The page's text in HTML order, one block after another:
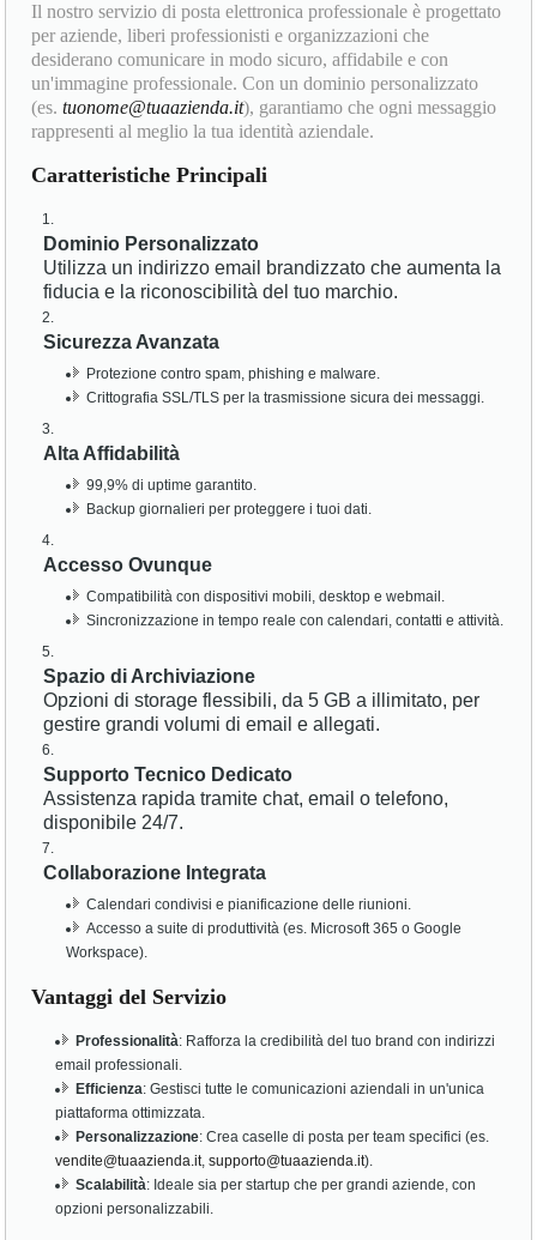
Il nostro servizio di posta elettronica professionale è progettato
per aziende, liberi professionisti e organizzazioni che
desiderano comunicare in modo sicuro, affidabile e con
un'immagine professionale. Con un dominio personalizzato
(es.tuonome@tuaazienda.it), garantiamo che ogni messaggio
rappresenti al meglio la tua identità aziendale.
Caratteristiche Principali
Dominio Personalizzato
Utilizza un indirizzo email brandizzato che aumenta la
fiducia e la riconoscibilità del tuo marchio.
Sicurezza Avanzata
Protezione contro spam, phishing e malware.
Crittografia SSL/TLS per la trasmissione sicura dei messaggi.
Alta Affidabilità
99,9% di uptime garantito.
Backup giornalieri per proteggere i tuoi dati.
Accesso Ovunque
Compatibilità con dispositivi mobili, desktop e webmail.
Sincronizzazione in tempo reale con calendari, contatti e attività.
Spazio di Archiviazione
Opzioni di storage flessibili, da 5 GB a illimitato, per
gestire grandi volumi di email e allegati.
Supporto Tecnico Dedicato
Assistenza rapida tramite chat, email o telefono,
disponibile 24/7.
Collaborazione Integrata
Calendari condivisi e pianificazione delle riunioni.
Accesso a suite di produttività (es. Microsoft 365 o Google
Workspace).
Vantaggi del Servizio
Professionalità: Rafforza la credibilità del tuo brand con indirizzi
email professionali.
Efficienza: Gestisci tutte le comunicazioni aziendali in un'unica
piattaforma ottimizzata.
Personalizzazione: Crea caselle di posta per team specifici (es.
vendite@tuaazienda.it,supporto@tuaazienda.it).
Scalabilità: Ideale sia per startup che per grandi aziende, con
opzioni personalizzabili.